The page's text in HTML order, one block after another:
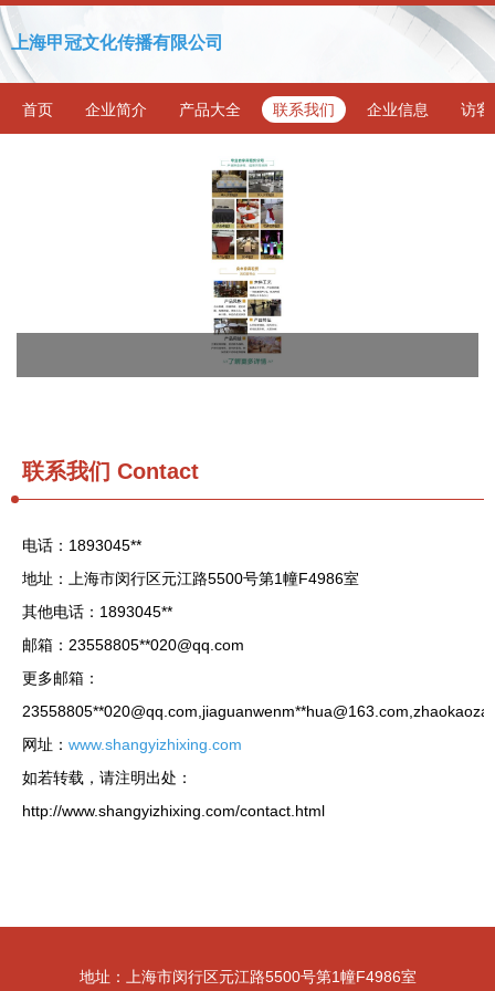
上海甲冠文化传播有限公司
首页 企业简介 产品大全 联系我们 企业信息 访客
联系我们 Contact
电话：1893045**
地址：上海市闵行区元江路5500号第1幢F4986室
其他电话：1893045**
邮箱：23558805**020@qq.com
更多邮箱：
23558805**020@qq.com ,jiaguanwenm**hua@163.com
网址： www.shangyizhixing.com
如若转载，请注明出处：
http://www.shangyizhixing.com/contact.html
地址：上海市闵行区元江路5500号第1幢F4986室